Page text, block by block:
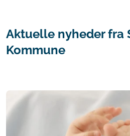
Aktuelle nyheder fra
Kommune